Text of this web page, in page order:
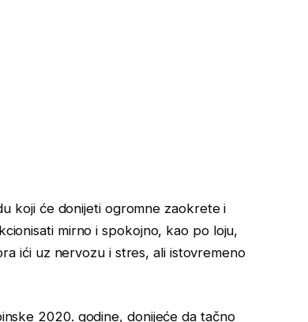
koji će donijeti ogromne zaokrete i
mirno i spokojno, kao po loju,
ići uz nervozu i stres, ali istovremeno
2020. godine, donijeće da tačno